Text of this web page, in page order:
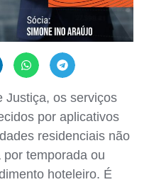
Justiça, os serviços
por aplicativos
residenciais não
temporada ou
hoteleiro. É